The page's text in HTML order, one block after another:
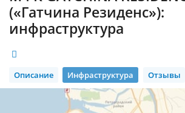
(«Гатчина Резиденс»):
инфраструктура
Описание Инфраструктура Отзывы